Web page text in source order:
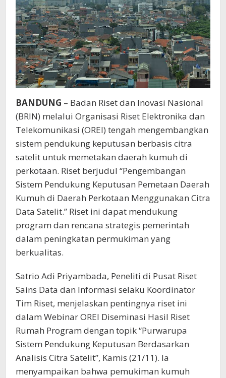
BANDUNG – Badan Riset dan Inovasi Nasional
(BRIN) melalui Organisasi Riset Elektronika dan
Telekomunikasi (OREI) tengah mengembangkan
sistem pendukung keputusan berbasis citra
satelit untuk memetakan daerah kumuh di
perkotaan. Riset berjudul “Pengembangan
Sistem Pendukung Keputusan Pemetaan Daerah
Kumuh di Daerah Perkotaan Menggunakan Citra
Data Satelit.” Riset ini dapat mendukung
program dan rencana strategis pemerintah
dalam peningkatan permukiman yang
berkualitas.
Satrio Adi Priyambada, Peneliti di Pusat Riset
Sains Data dan Informasi selaku Koordinator
Tim Riset, menjelaskan pentingnya riset ini
dalam Webinar OREI Diseminasi Hasil Riset
Rumah Program dengan topik “Purwarupa
Sistem Pendukung Keputusan Berdasarkan
Analisis Citra Satelit”, Kamis (21/11). Ia
menyampaikan bahwa pemukiman kumuh